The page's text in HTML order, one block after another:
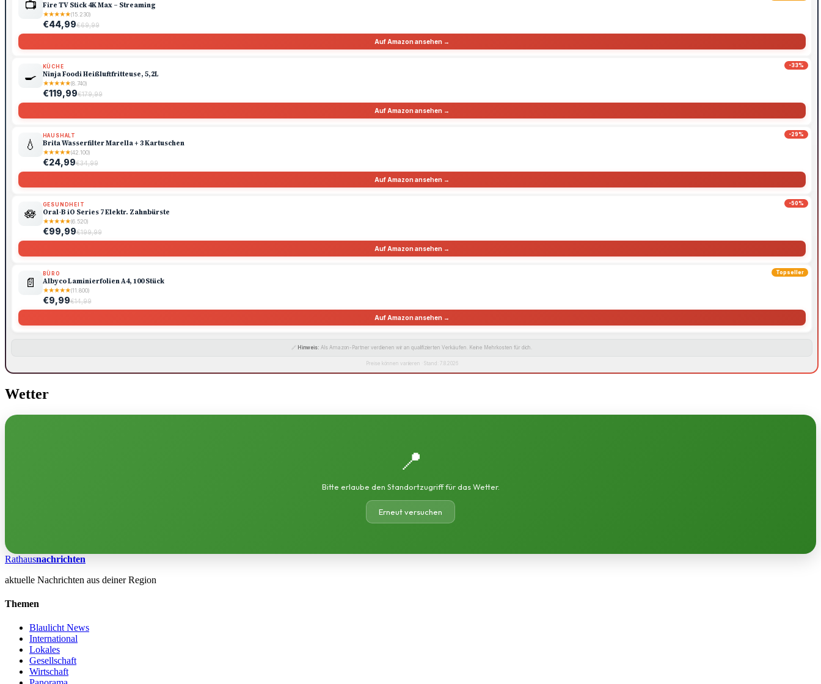
📺 Fire TV Stick 4K Max – Streaming
★★★★★(15.230)
€44,99€69,99
Auf Amazon ansehen →
-33%
🍳
KÜCHE
Ninja Foodi Heißluftfritteuse, 5,2L
★★★★★(8.740)
€119,99€179,99
Auf Amazon ansehen →
-29%
💧
HAUSHALT
Brita Wasserfilter Marella + 3 Kartuschen
★★★★★(42.100)
€24,99€34,99
Auf Amazon ansehen →
-50%
🪷
GESUNDHEIT
Oral-B iO Series 7 Elektr. Zahnbürste
★★★★★(6.520)
€99,99€199,99
Auf Amazon ansehen →
Topseller
📄
BÜRO
Albyco Laminierfolien A4, 100 Stück
★★★★★(11.800)
€9,99€14,99
Auf Amazon ansehen →
🔗 Hinweis: Als Amazon-Partner verdienen wir an qualifizierten Verkäufen. Keine Mehrkosten für dich.
Preise können variieren · Stand: 7.8.2026
Wetter
📍
Bitte erlaube den Standortzugriff für das Wetter.
Erneut versuchen
Rathausnachrichten
aktuelle Nachrichten aus deiner Region
Themen
Blaulicht News
International
Lokales
Gesellschaft
Wirtschaft